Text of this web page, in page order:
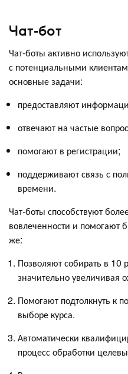
Чат-бот
Чат-боты активно
с потенциальными
основные задачи:
предоставляют
отвечают на частые
помогают в регистрации;
поддерживают связь с
времени.
Чат-боты способствуют
вовлеченности и помогают
же:
Позволяют собирать в 10
значительно увеличивая
Помогают подтолкнуть к
выборе курса.
Автоматически
процесс обработки